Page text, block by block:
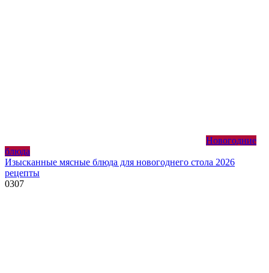
Новогодние
блюда
Изысканные мясные блюда для новогоднего стола 2026
рецепты
0307